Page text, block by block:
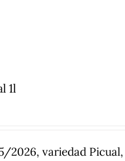
1l
2026, variedad Picual,